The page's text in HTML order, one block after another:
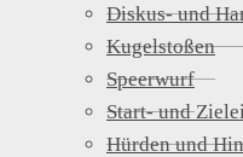
Diskus- und
Kugelstoßen
Speerwurf
Start- und
Hürden und